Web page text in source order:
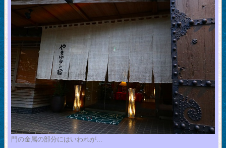
門の金属の部分にはいわれが…